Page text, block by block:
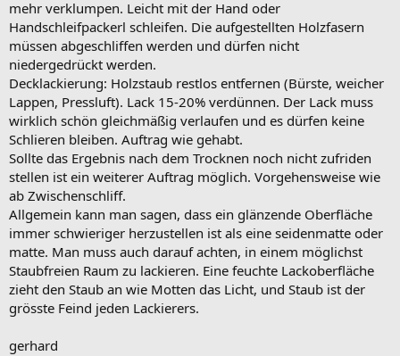
mehr verklumpen. Leicht mit der Hand oder
Handschleifpackerl schleifen. Die aufgestellten Holzfasern
müssen abgeschliffen werden und dürfen nicht
niedergedrückt werden.
Decklackierung: Holzstaub restlos entfernen (Bürste, weicher
Lappen, Pressluft). Lack 15-20% verdünnen. Der Lack muss
wirklich schön gleichmäßig verlaufen und es dürfen keine
Schlieren bleiben. Auftrag wie gehabt.
Sollte das Ergebnis nach dem Trocknen noch nicht zufriden
stellen ist ein weiterer Auftrag möglich. Vorgehensweise wie
ab Zwischenschliff.
Allgemein kann man sagen, dass ein glänzende Oberfläche
immer schwieriger herzustellen ist als eine seidenmatte oder
matte. Man muss auch darauf achten, in einem möglichst
Staubfreien Raum zu lackieren. Eine feuchte Lackoberfläche
zieht den Staub an wie Motten das Licht, und Staub ist der
grösste Feind jeden Lackierers.
gerhard